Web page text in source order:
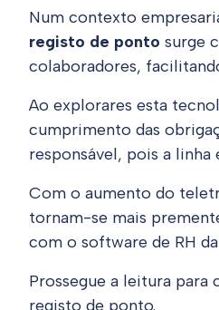
Num contexto
registo de ponto surge
colaboradores,
Ao explorares esta
cumprimento das
responsável, pois a
Com o aumento do
tornam-se mais
com o software de RH
Prossegue a leitura para
registo de ponto.